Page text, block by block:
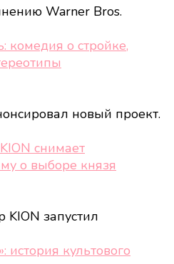
Warner Bros.
комедия о стройке,
новый проект.
снимает
о выборе князя
запустил
история культового